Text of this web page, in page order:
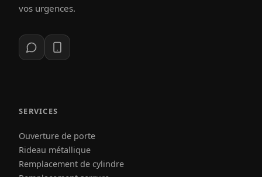
vos urgences.
SERVICES
Ouverture de porte
Rideau métallique
Remplacement de cylindre